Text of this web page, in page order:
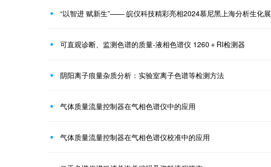
“以智进 赋新生”—— 皖仪科技精彩亮相2024慕尼黑上海分析生化展
可直观诊断、监测色谱的质量-液相色谱仪 1260＋RI检测器
阴阳离子痕量杂质分析：实验室离子色谱等检测方法
气体质量流量控制器在气相色谱仪中的应用
气体质量流量控制器在气相色谱仪校准中的应用